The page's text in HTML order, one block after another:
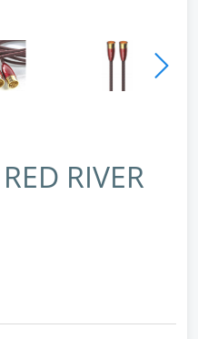
RIVER